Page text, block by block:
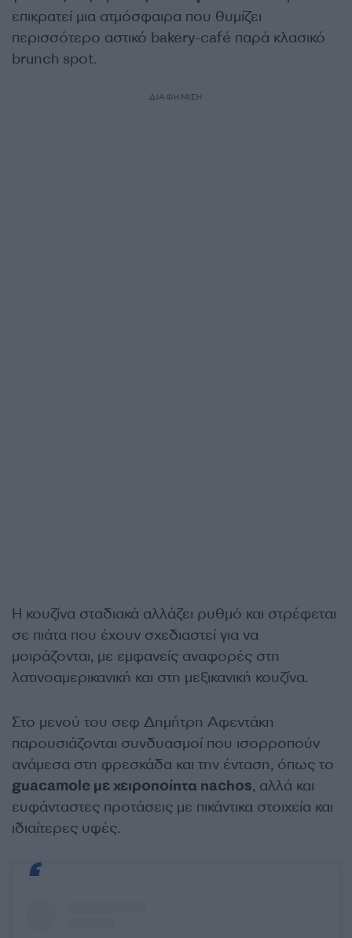
επικρατεί μια ατμόσφαιρα που θυμίζει
περισσότερο αστικό bakery-café παρά κλασικό
brunch spot.
ΔΙΑΦΗΜΙΣΗ
Η κουζίνα σταδιακά αλλάζει ρυθμό και στρέφεται
σε πιάτα που έχουν σχεδιαστεί για να
μοιράζονται, με εμφανείς αναφορές στη
λατινοαμερικανική και στη μεξικανική κουζίνα.
Στο μενού του σεφ Δημήτρη Αφεντάκη
παρουσιάζονται συνδυασμοί που ισορροπούν
ανάμεσα στη φρεσκάδα και την ένταση, όπως το
guacamole με χειροποίητα nachos, αλλά και
ευφάνταστες προτάσεις με πικάντικα στοιχεία και
ιδιαίτερες υφές.